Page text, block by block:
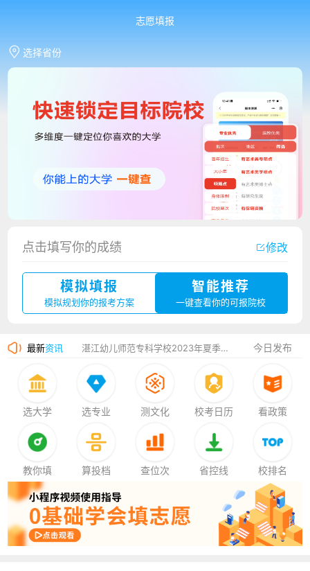
志愿填报
选择省份
点击填写你的成绩 修改
模拟填报
模拟规划你的报考方案
智能推荐
一键查看你的可报院校
最新资讯
厦门大学嘉庚学院2023年艺术类招生简章
湛江幼儿师范专科学校2023年夏季高考招生简章
香港中文大学（深圳）2023年夏季高考招生简章
今日发布
选大学 选专业 测文化 校考日历 看政策
教你填 算投档 查位次 省控线 校排名